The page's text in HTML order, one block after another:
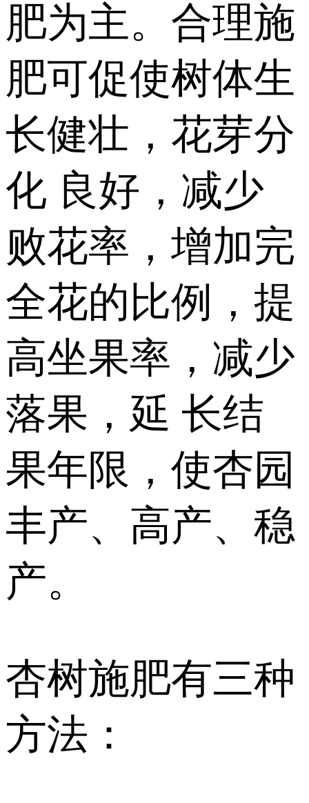
肥为主。合理施
肥可促使树体生
长健壮，花芽分
化 良好，减少
败花率，增加完
全花的比例，提
高坐果率，减少
落果，延 长结
果年限，使杏园
丰产、高产、稳
产。
杏树施肥有三种
方法：